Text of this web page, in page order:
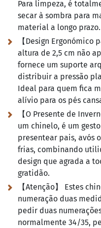
Para limpeza, é
secar à sombra para
material a longo prazo.
【Design Ergonómico
altura de 2,5 cm não
fornece um suporte
distribuir a pressão
Ideal para quem fica
alívio para os pés
【O Presente de
um chinelo, é um
presentear pais, avós
frias, combinando
design que agrada a
gratidão.
【Atenção】 Estes
numeração duas
pedir duas
normalmente 34/35,